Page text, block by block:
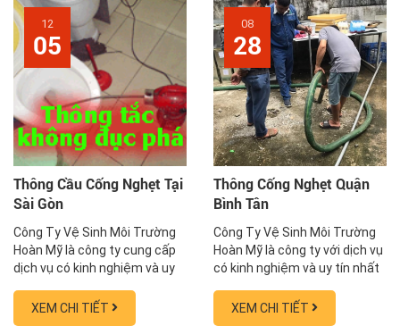
12
05
Thông Cầu Cống Nghẹt Tại
Sài Gòn
Công Ty Vệ Sinh Môi Trường
Hoàn Mỹ là công ty cung cấp
dịch vụ có kinh nghiệm và uy
hầm cầu, thông cống chậu,
thông tắc bồn cầu, sửa nhà vệ
XEM CHI TIẾT
08
28
Thông Cống Nghẹt Quận
Bình Tân
Công Ty Vệ Sinh Môi Trường
Hoàn Mỹ là công ty với dịch vụ
có kinh nghiệm và uy tín nhất
cầu, thông cống nghẹt, thông
tắc bồn cầu, sửa nhà vệ sinh
XEM CHI TIẾT